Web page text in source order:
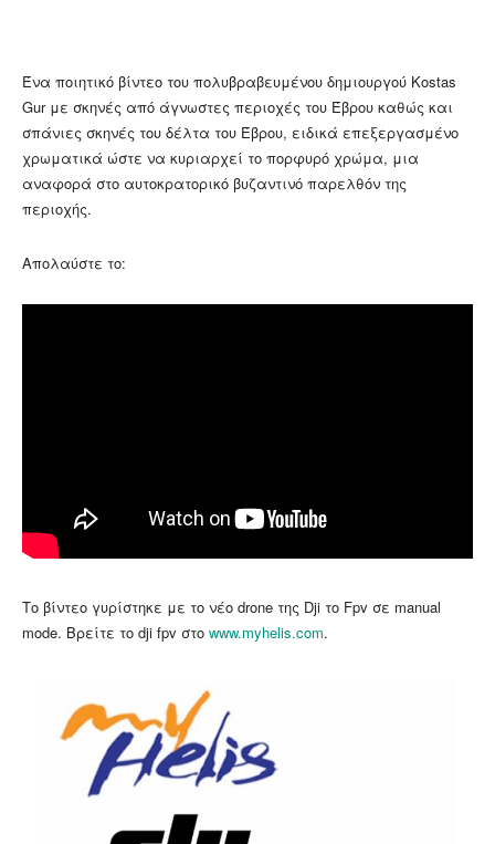
Ένα ποιητικό βίντεο του πολυβραβευμένου δημιουργού Kostas
Gur με σκηνές από άγνωστες περιοχές του Έβρου καθώς και
σπάνιες σκηνές του δέλτα του Έβρου, ειδικά επεξεργασμένο
χρωματικά ώστε να κυριαρχεί το πορφυρό χρώμα, μια
αναφορά στο αυτοκρατορικό βυζαντινό παρελθόν της
περιοχής.
Απολαύστε το:
Το βίντεο γυρίστηκε με το νέο drone της Dji το Fpv σε manual
mode. Βρείτε το dji fpv στο www.myhelis.com.